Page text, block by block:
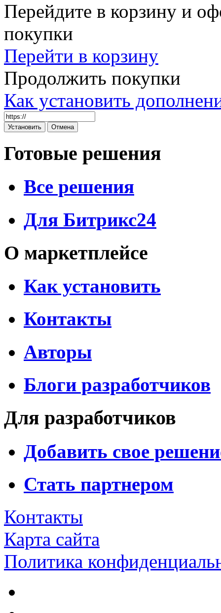
Перейдите в корзину и
покупки
Перейти в корзину
Продолжить покупки
Как установить
Готовые решения
Все решения
Для Битрикс24
О маркетплейсе
Как установить
Контакты
Авторы
Блоги разработчиков
Для разработчиков
Добавить свое
Стать партнером
Контакты
Карта сайта
Политика